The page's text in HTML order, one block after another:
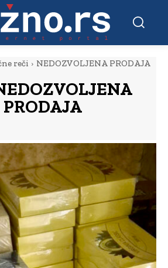
reči NEDOZVOLJENA PRODAJA
PRODAJA